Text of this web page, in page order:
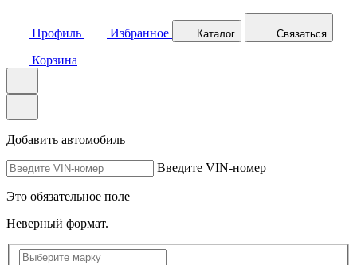
Профиль Избранное Каталог Связаться
Корзина
Добавить автомобиль
Введите VIN-номер
Это обязательное поле
Неверный формат.